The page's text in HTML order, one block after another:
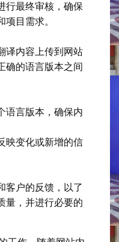
行最终审核，确保
项目需求。
译内容上传到网站
确的语言版本之间
语言版本，确保内
映变化或新增的信
客户的反馈，以了
量，并进行必要的